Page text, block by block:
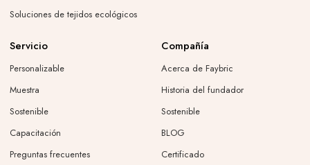
Soluciones de tejidos ecológicos
Servicio
Personalizable
Muestra
Sostenible
Capacitación
Preguntas frecuentes
Compañía
Acerca de Faybric
Historia del fundador
Sostenible
BLOG
Certificado